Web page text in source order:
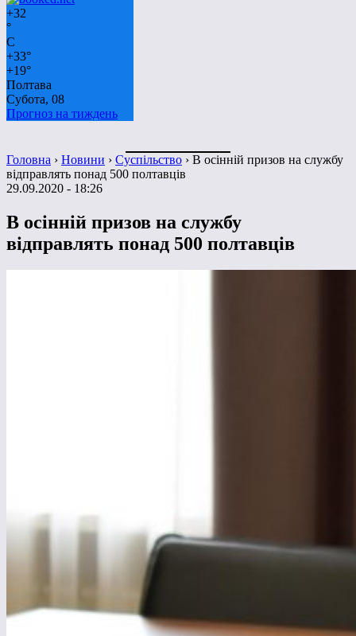
+32
°
C
+33°
+19°
Полтава
Субота, 08
Прогноз на тиждень
Головна › Новини › Суспільство › В осінній призов на службу
відправлять понад 500 полтавців
29.09.2020 - 18:26
В осінній призов на службу
відправлять понад 500 полтавців